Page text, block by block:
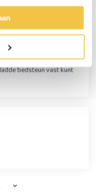
bedsteun vast kunt